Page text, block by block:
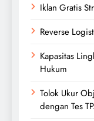
Iklan Gratis
Reverse
Kapasitas
Hukum
Tolok Ukur
dengan Tes